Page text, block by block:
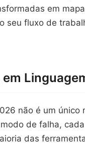
em
seu fluxo de
não é um
de falha,
das